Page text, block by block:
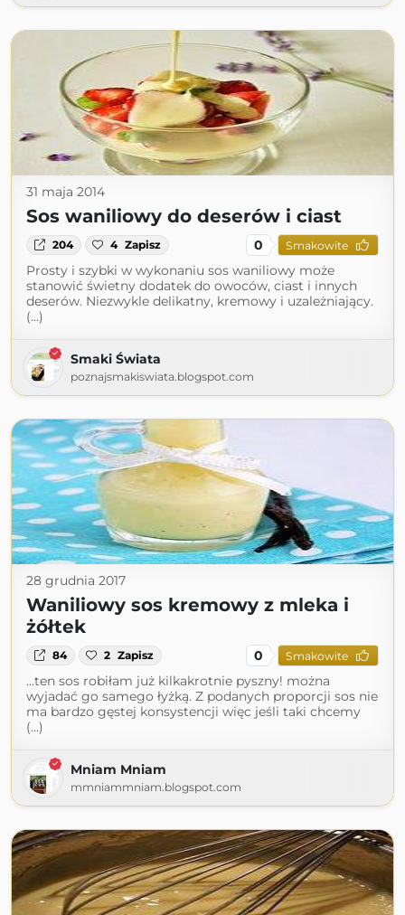
31 maja 2014
Sos waniliowy do deserów i ciast
204 4 Zapisz 0 Smakowite
Prosty i szybki w wykonaniu sos waniliowy może
stanowić świetny dodatek do owoców, ciast i innych
deserów. Niezwykle delikatny, kremowy i uzależniający.
(...)
Smaki Świata
poznajsmakiswiata.blogspot.com
28 grudnia 2017
Waniliowy sos kremowy z mleka i
żółtek
84 2 Zapisz 0 Smakowite
...ten sos robiłam już kilkakrotnie pyszny! można
wyjadać go samego łyżką. Z podanych proporcji sos nie
ma bardzo gęstej konsystencji więc jeśli taki chcemy
(...)
Mniam Mniam
mmniammniam.blogspot.com